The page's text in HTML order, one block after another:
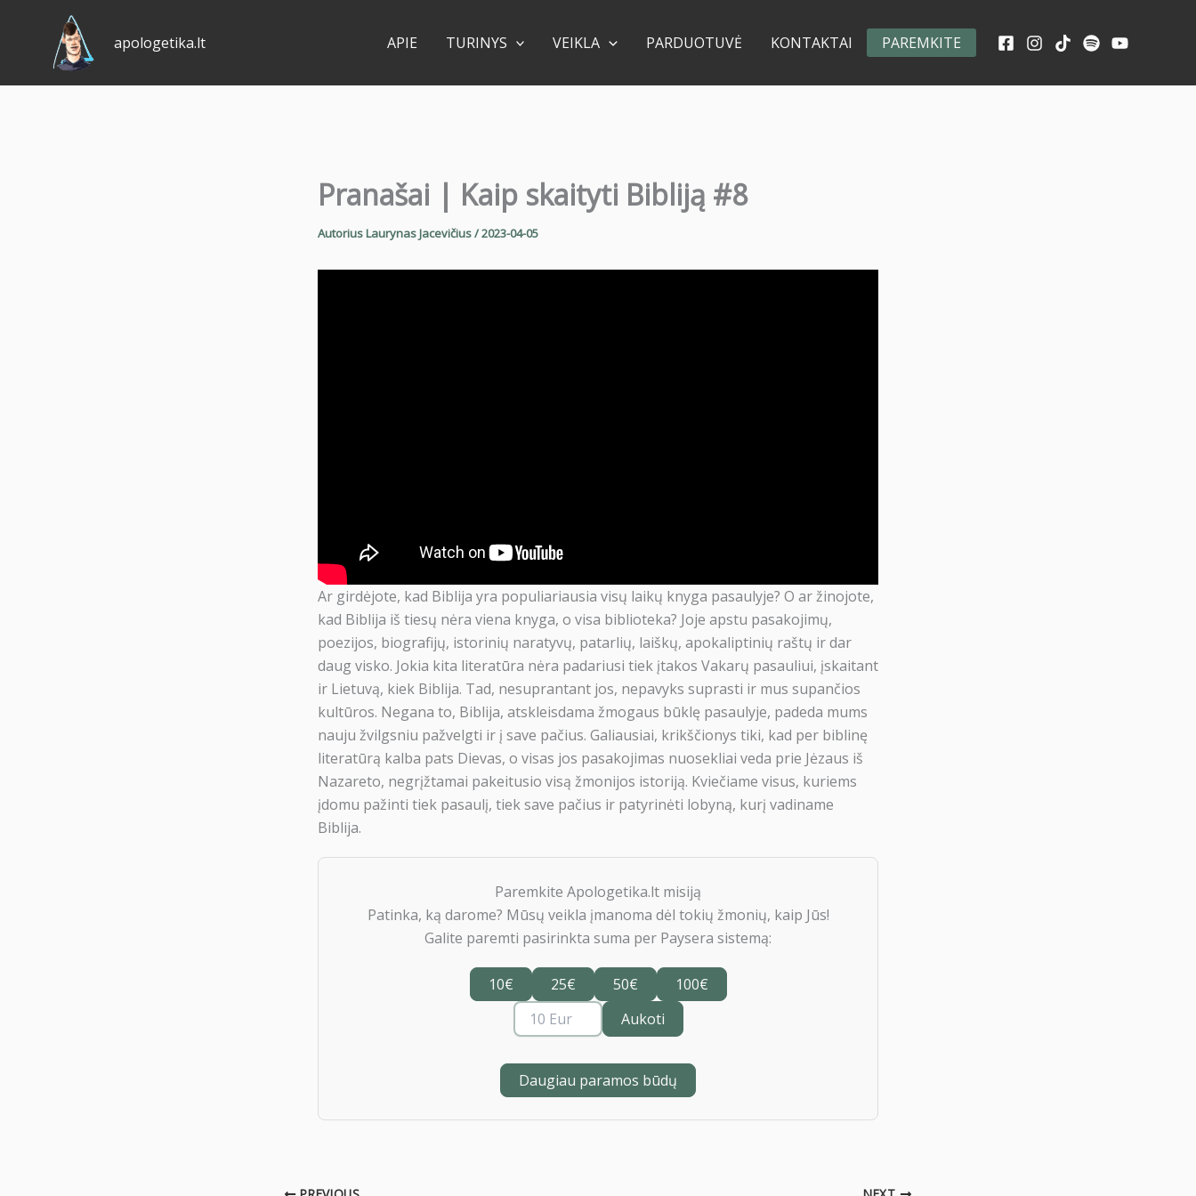
apologetika.lt APIE TURINYS VEIKLA PARDUOTUVĖ KONTAKTAI PAREMKITE
Pranašai | Kaip skaityti Bibliją #8
AutoriusLaurynas Jacevičius/2023-04-05
Ar girdėjote, kad Biblija yra populiariausia visų laikų knyga pasaulyje? O ar žinojote,
kad Biblija iš tiesų nėra viena knyga, o visa biblioteka? Joje apstu pasakojimų,
poezijos, biografijų, istorinių naratyvų, patarlių, laiškų, apokaliptinių raštų ir dar
daug visko. Jokia kita literatūra nėra padariusi tiek įtakos Vakarų pasauliui, įskaitant
ir Lietuvą, kiek Biblija. Tad, nesuprantant jos, nepavyks suprasti ir mus supančios
kultūros. Negana to, Biblija, atskleisdama žmogaus būklę pasaulyje, padeda mums
nauju žvilgsniu pažvelgti ir į save pačius. Galiausiai, krikščionys tiki, kad per biblinę
literatūrą kalba pats Dievas, o visas jos pasakojimas nuosekliai veda prie Jėzaus iš
Nazareto, negrįžtamai pakeitusio visą žmonijos istoriją. Kviečiame visus, kuriems
įdomu pažinti tiek pasaulį, tiek save pačius ir patyrinėti lobyną, kurį vadiname
Biblija.
Paremkite Apologetika.lt misiją
Patinka, ką darome? Mūsų veikla įmanoma dėl tokių žmonių, kaip Jūs!
Galite paremti pasirinkta suma per Paysera sistemą:
10€ 25€ 50€
100€
Aukoti
Daugiau paramos būdų
Paremkite Apologetika.lt misiją
Patinka, ką darome? Mūsų veikla įmanoma dėl tokių žmonių, kaip Jūs!
10€ 50€
100€
Aukoti
Daugiau paramos būdų